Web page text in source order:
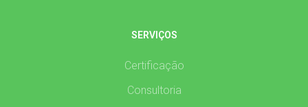
SERVIÇOS
Certificação
Consultoria